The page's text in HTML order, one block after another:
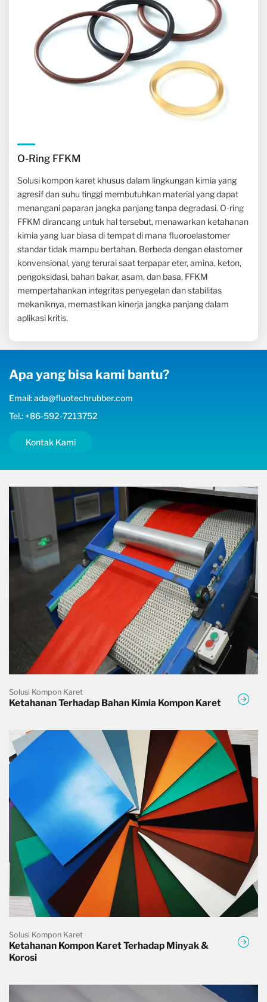
O-Ring FFKM
Solusi kompon karet khusus dalam lingkungan kimia yang
agresif dan suhu tinggi membutuhkan material yang dapat
menangani paparan jangka panjang tanpa degradasi. O-ring
FFKM dirancang untuk hal tersebut, menawarkan ketahanan
kimia yang luar biasa di tempat di mana fluoroelastomer
standar tidak mampu bertahan. Berbeda dengan elastomer
konvensional, yang terurai saat terpapar eter, amina, keton,
pengoksidasi, bahan bakar, asam, dan basa, FFKM
mempertahankan integritas penyegelan dan stabilitas
mekaniknya, memastikan kinerja jangka panjang dalam
aplikasi kritis.
Apa yang bisa kami bantu?
Email: ada@fluotechrubber.com
Tel.: +86-592-7213752
Kontak Kami
Solusi Kompon Karet
Ketahanan Terhadap Bahan Kimia Kompon Karet
Solusi Kompon Karet
Ketahanan Kompon Karet Terhadap Minyak &
Korosi